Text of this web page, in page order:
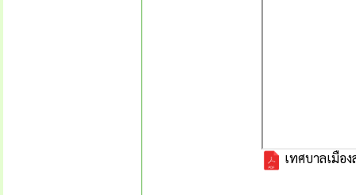
เทศบาลเมือ